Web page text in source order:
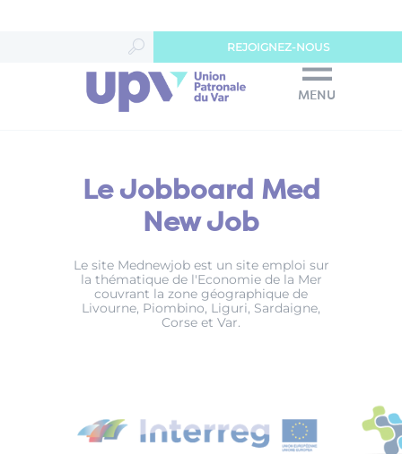
MENU
REJOIGNEZ-NOUS
Le Jobboard Med
New Job
Le site Mednewjob est un site emploi sur
la thématique de l'Economie de la Mer
couvrant la zone géographique de
Livourne, Piombino, Liguri, Sardaigne,
Corse et Var.